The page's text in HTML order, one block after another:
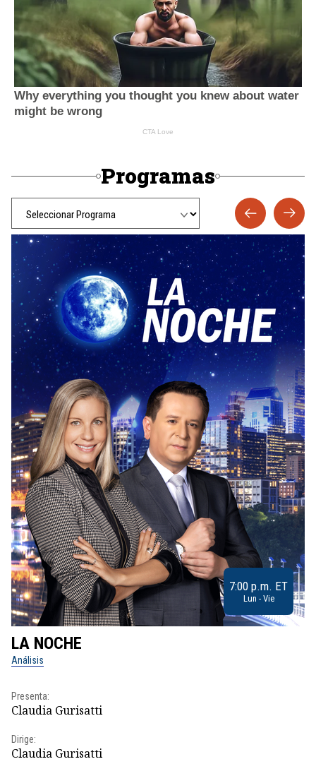
Programas
7:00 p.m. ET
Lun - Vie
LA NOCHE
Análisis
Presenta:
Claudia Gurisatti
Dirige:
Claudia Gurisatti